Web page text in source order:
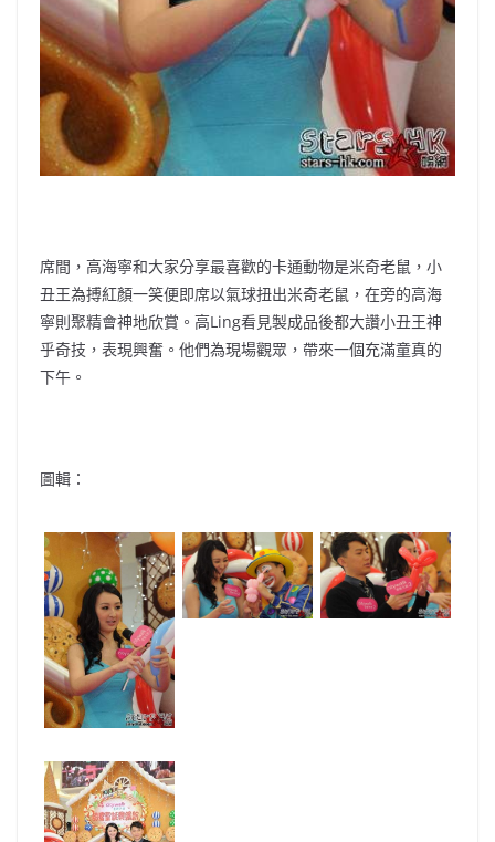
席間，高海寧和大家分享最喜歡的卡通動物是米奇老鼠，小
丑王為搏紅顏一笑便即席以氣球扭出米奇老鼠，在旁的高海
寧則聚精會神地欣賞。高Ling看見製成品後都大讚小丑王神
乎奇技，表現興奮。他們為現場觀眾，帶來一個充滿童真的
下午。
圖輯：